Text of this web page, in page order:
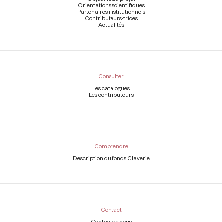
Orientations scientifiques
Partenaires institutionnels
Contributeurs-trices
Actualités
Consulter
Les catalogues
Les contributeurs
Comprendre
Description du fonds Claverie
Contact